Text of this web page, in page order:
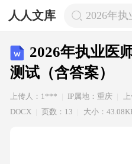
人人文库 2026年
2026年执业医
测试（含答案）
上传人：1*** IP属地：重庆
DOCX
页数：13 大小：